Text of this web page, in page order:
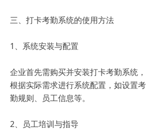
三、打卡考勤系统的使用方法
1、系统安装与配置
企业首先需购买并安装打卡考勤系统，
根据实际需求进行系统配置，如设置考
勤规则、员工信息等。
2、员工培训与指导